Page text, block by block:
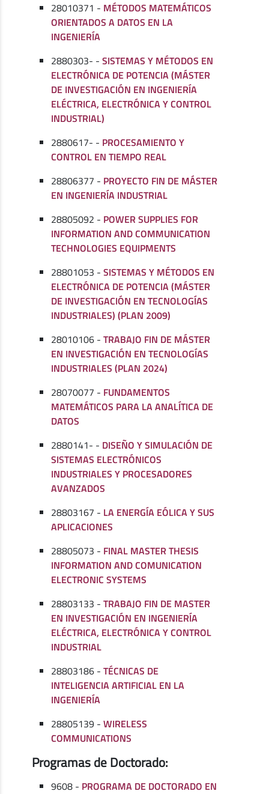
28010371 - MÉTODOS MATEMÁTICOS
ORIENTADOS A DATOS EN LA
INGENIERÍA
2880303- -SISTEMAS Y MÉTODOS EN
ELECTRÓNICA DE POTENCIA (MÁSTER
DE INVESTIGACIÓN EN INGENIERÍA
ELÉCTRICA, ELECTRÓNICA Y CONTROL
INDUSTRIAL)
2880617- - PROCESAMIENTO Y
CONTROL EN TIEMPO REAL
28806377 - PROYECTO FIN DE MÁSTER
EN INGENIERÍA INDUSTRIAL
28805092 - POWER SUPPLIES FOR
INFORMATION AND COMMUNICATION
TECHNOLOGIES EQUIPMENTS
28801053 -SISTEMAS Y MÉTODOS EN
ELECTRÓNICA DE POTENCIA (MÁSTER
DE INVESTIGACIÓN EN TECNOLOGÍAS
INDUSTRIALES) (PLAN 2009)
28010106 -TRABAJO FIN DE MÁSTER
EN INVESTIGACIÓN EN TECNOLOGÍAS
INDUSTRIALES (PLAN 2024)
28070077 - FUNDAMENTOS
MATEMÁTICOS PARA LA ANALÍTICA DE
DATOS
2880141- - DISEÑO Y SIMULACIÓN DE
SISTEMAS ELECTRÓNICOS
INDUSTRIALES Y PROCESADORES
AVANZADOS
28803167 - LA ENERGÍA EÓLICA Y SUS
APLICACIONES
28805073 - FINAL MASTER THESIS
INFORMATION AND COMUNICATION
ELECTRONIC SYSTEMS
28803133 -TRABAJO FIN DE MASTER
EN INVESTIGACIÓN EN INGENIERÍA
ELÉCTRICA, ELECTRÓNICA Y CONTROL
INDUSTRIAL
28803186 -TÉCNICAS DE
INTELIGENCIA ARTIFICIAL EN LA
INGENIERÍA
28805139 -WIRELESS
COMMUNICATIONS
Programas de Doctorado:
9608 - PROGRAMA DE DOCTORADO EN